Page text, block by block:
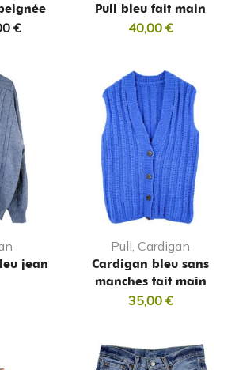
€
Pull bleu fait main
40,00 €
jean
Pull, Cardigan
Cardigan bleu sans
manches fait main
35,00 €